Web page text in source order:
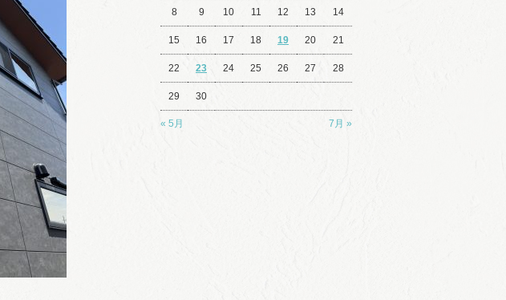
« 5月 7月 »
8 9 10 11 12 13 14
15 16 17 18 19 20 21
22 23 24 25 26 27 28
29 30